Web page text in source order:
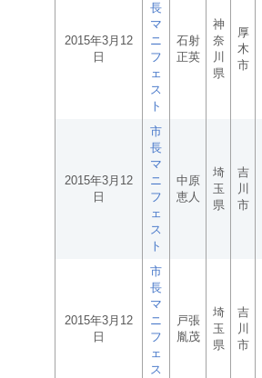
2015年3月12
日
長
マ
ニ
フ
ェ
ス
ト
石射
正英
神
奈
川
県
厚
木
市
2015年3月12
日
市
長
マ
ニ
フ
ェ
ス
ト
中原
恵人
埼
玉
県
吉
川
市
2015年3月12
日
市
長
マ
ニ
フ
ェ
ス
戸張
胤茂
埼
玉
県
吉
川
市